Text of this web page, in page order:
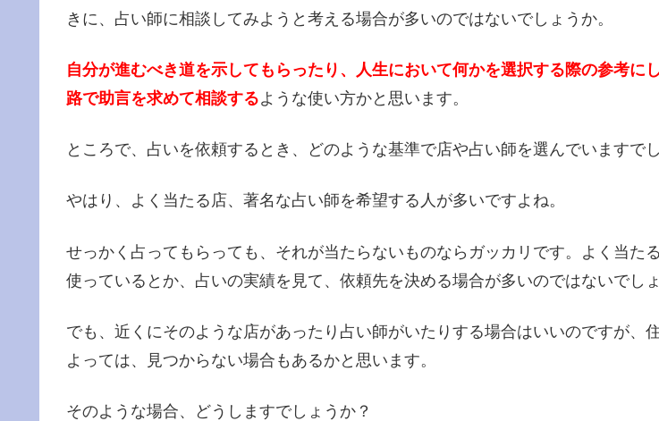
きに、占い師に相談してみようと考える場合が多いのではないでしょうか。
自分が進むべき道を示してもらったり、人生において何かを選択する際の参考に
路で助言を求めて相談するような使い方かと思います。
ところで、占いを依頼するとき、どのような基準で店や占い師を選んでいますで
やはり、よく当たる店、著名な占い師を希望する人が多いですよね。
せっかく占ってもらっても、それが当たらないものならガッカリです。よく当た
使っているとか、占いの実績を見て、依頼先を決める場合が多いのではないでしょ
でも、近くにそのような店があったり占い師がいたりする場合はいいのですが、
よっては、見つからない場合もあるかと思います。
そのような場合、どうしますでしょうか？